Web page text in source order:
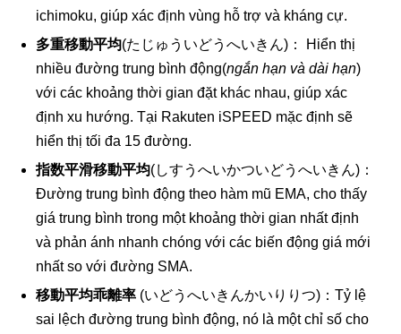
ichimoku, giúp xác định vùng hỗ trợ và kháng cự.
多重移動平均(たじゅういどうへいきん)： Hiển thị
nhiều đường trung bình động(ngắn hạn và dài hạn)
với các khoảng thời gian đặt khác nhau, giúp xác
định xu hướng. Tại Rakuten iSPEED mặc định sẽ
hiển thị tối đa 15 đường.
指数平滑移動平均(しすうへいかついどうへいきん)：
Đường trung bình động theo hàm mũ EMA, cho thấy
giá trung bình trong một khoảng thời gian nhất định
và phản ánh nhanh chóng với các biến động giá mới
nhất so với đường SMA.
移動平均乖離率 (いどうへいきんかいりりつ)：Tỷ lệ
sai lệch đường trung bình động, nó là một chỉ số cho